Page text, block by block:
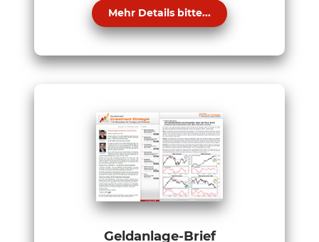
Mehr Details bitte...
Geldanlage-Brief